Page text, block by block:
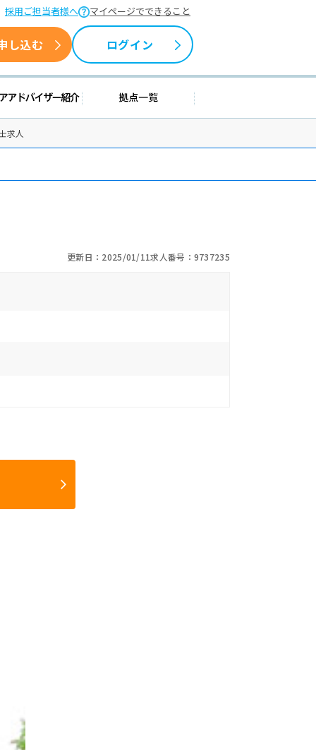
採用ご担当者様へ マイページでできること
し込む ログイン
報 キャリアアドバイザー紹介 拠点一覧
求人
更新日：2025/01/11求人番号：9737235